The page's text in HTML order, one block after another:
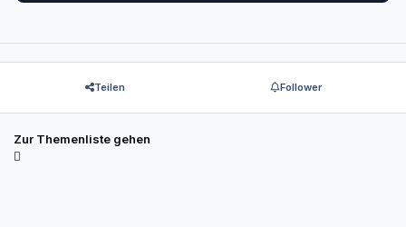
Teilen Follower
Zur Themenliste gehen